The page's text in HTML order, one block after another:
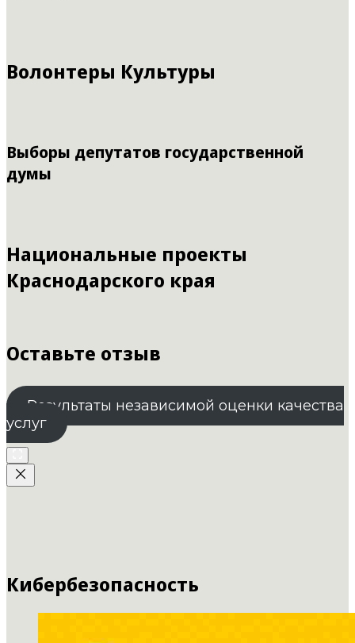
Волонтеры Культуры
Выборы депутатов государственной
думы
Национальные проекты
Краснодарского края
Оставьте отзыв
Результаты независимой оценки качества
услуг
Кибербезопасность